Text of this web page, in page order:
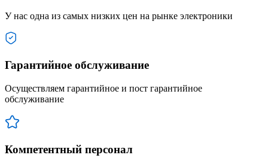
У нас одна из самых низких цен на рынке электроники
Гарантийное обслуживание
Осуществляем гарантийное и пост гарантийное
обслуживание
Компетентный персонал